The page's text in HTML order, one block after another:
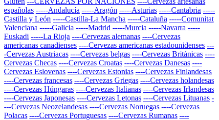
españolas -----Andalucía -----Aragón -----Asturias -----Cantabria -----
Castilla y León -----Castilla-La Mancha -----Cataluña -----Comunitat
Valenciana -----Galicia -----Madrid -----Murcia -----Navarra -----
Euskadi -----La Rioja ----Cervezas alemanas ----Cervezas
americanas canadienses ----Cervezas americanas estadounidenses ---
-Cervezas Austriacas ----Cervezas belgas ----Cervezas Británicas ----
Cervezas Checas ----Cervezas Croatas ----Cervezas Danesas ----
Cervezas Eslovenas ----Cervezas Estonias ----Cervezas Finlandesas
----Cervezas francesas ----Cervezas Griegas ----Cervezas holandesas
----Cervezas Húngaras ----Cervezas Italianas ----Cervezas Irlandesas
----Cervezas Japonesas ----Cervezas Letonas ----Cervezas Lituanas -
---Cervezas Neozelandesas ----Cervezas Noruegas ----Cervezas
Polacas ----Cervezas Portuguesas ----Cervezas Rumanas ----